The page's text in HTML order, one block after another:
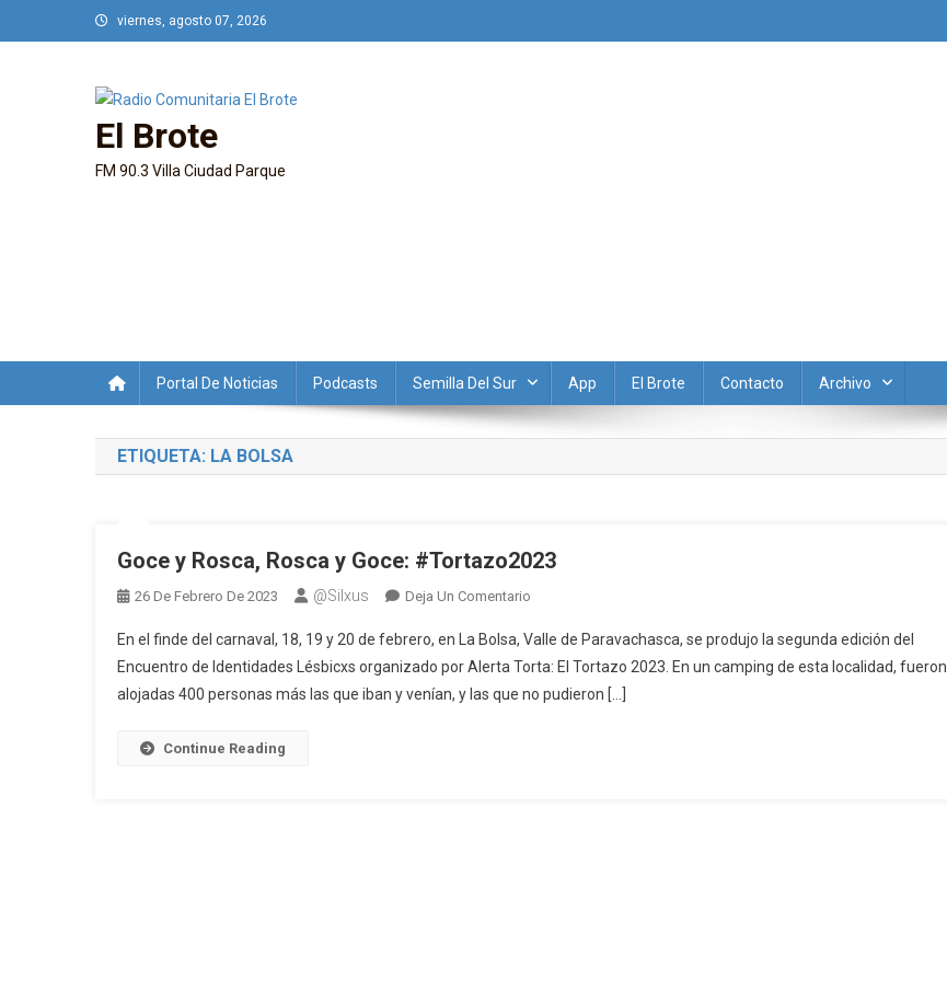
al
viernes, agosto 07, 2026
El Brote
FM 90.3 Villa Ciudad Parque
Portal De Noticias Podcasts Semilla Del Sur App El Brote Contacto Archivo
ETIQUETA: LA BOLSA
Goce y Rosca, Rosca y Goce: #Tortazo2023
26 De Febrero De 2023 @silxus Deja Un Comentario
Y
Rosca,
Rosca
En el finde del carnaval, 18, 19 y 20 de febrero, en La Bolsa, Valle de Paravachasca, se produjo la segunda edición del
Encuentro de Identidades Lésbicxs organizado por Alerta Torta: El Tortazo 2023. En un camping de esta localidad, fueron
alojadas 400 personas más las que iban y venían, y las que no pudieron […]
Continue Reading